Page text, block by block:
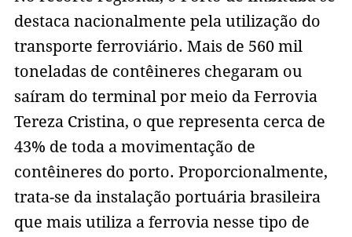
destaca nacionalmente pela utilização do
transporte ferroviário. Mais de 560 mil
toneladas de contêineres chegaram ou
saíram do terminal por meio da Ferrovia
Tereza Cristina, o que representa cerca de
43% de toda a movimentação de
contêineres do porto. Proporcionalmente,
trata-se da instalação portuária brasileira
que mais utiliza a ferrovia nesse tipo de